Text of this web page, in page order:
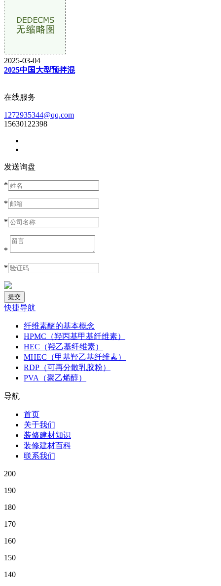
2025-03-04
2025中国大型预拌混
在线服务
1272935344@qq.com
15630122398
发送询盘
*
*
*
*
*
快捷导航
纤维素醚的基本概念
HPMC（羟丙基甲基纤维素）
HEC（羟乙基纤维素）
MHEC（甲基羟乙基纤维素）
RDP（可再分散乳胶粉）
PVA（聚乙烯醇）
导航
首页
关于我们
装修建材知识
装修建材百科
联系我们
200
190
180
170
160
150
140